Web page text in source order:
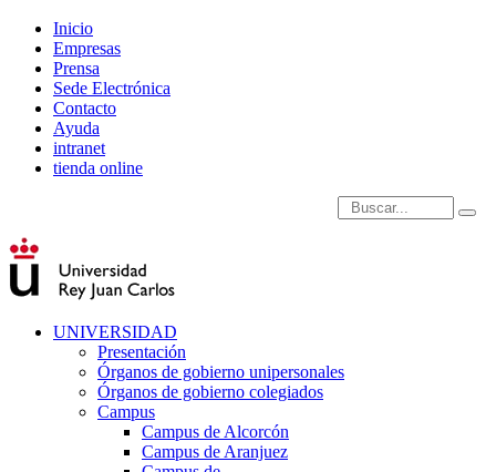
Inicio
Empresas
Prensa
Sede Electrónica
Contacto
Ayuda
intranet
tienda online
Introduce términos de
UNIVERSIDAD
Presentación
Órganos de gobierno unipersonales
Órganos de gobierno colegiados
Campus
Campus de Alcorcón
Campus de Aranjuez